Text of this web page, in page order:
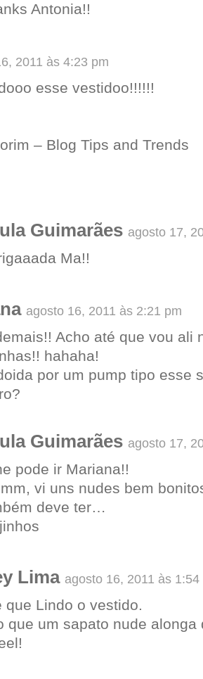
Antonia!!
2011 às 4:23 pm
esse vestidoo!!!!!!
– Blog Tips and Trends
Guimarães agosto 17,
Ma!!
agosto 16, 2011 às 2:21 pm
Acho até que vou ali
hahaha!
por um pump tipo esse
Guimarães agosto 17,
pode ir Mariana!!
vi uns nudes bem
deve ter…
Lima agosto 16, 2011 às 1:54
que Lindo o vestido.
que um sapato nude alonga